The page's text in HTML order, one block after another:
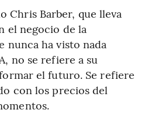
Chris Barber, que lleva
el negocio de la
nunca ha visto nada
no se refiere a su
el futuro. Se refiere
con los precios del